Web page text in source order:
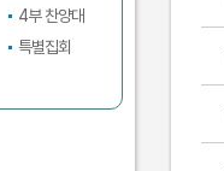
4부 찬양대
특별집회